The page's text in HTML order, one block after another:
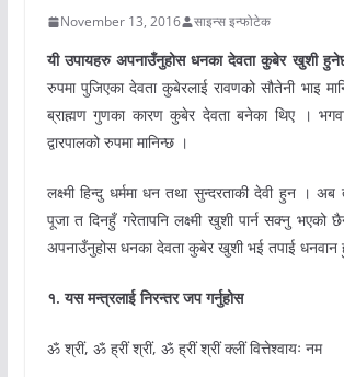
November 13, 2016 साइन्स इन्फोटेक
यी उपायहरु अपनाउँनुहोस धनका देवता कुबेर खुशी
रुपमा पुजिएका देवता कुबेरलाई रावणको सौतेनी भाइ
ब्राह्मण गुणका कारण कुबेर देवता बनेका थिए ।
द्वारपालको रुपमा मानिन्छ ।
लक्ष्मी हिन्दु धर्ममा धन तथा सुन्दरताकी देवी हुन । अब
पूजा त दिनहुँ गरेतापनि लक्ष्मी खुशी पार्न सक्नु भएको
अपनाउँनुहोस धनका देवता कुबेर खुशी भई तपाई
१. यस मन्त्रलाई निरन्तर जप गर्नुहोस
ॐ श्रीं, ॐ ह्रीं श्रीं, ॐ ह्रीं श्रीं क्लीं वित्तेश्वायः नम